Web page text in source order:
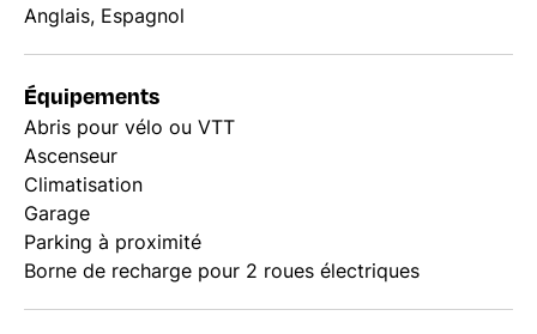
Anglais, Espagnol
Équipements
Abris pour vélo ou VTT
Ascenseur
Climatisation
Garage
Parking à proximité
Borne de recharge pour 2 roues électriques